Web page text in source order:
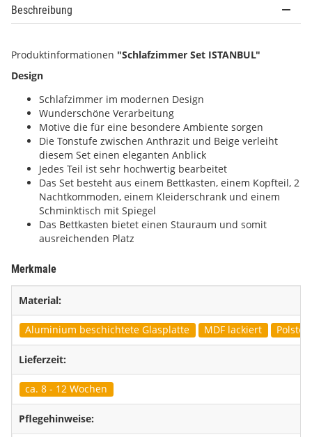
Beschreibung
Produktinformationen "Schlafzimmer Set ISTANBUL"
Design
Schlafzimmer im modernen Design
Wunderschöne Verarbeitung
Motive die für eine besondere Ambiente sorgen
Die Tonstufe zwischen Anthrazit und Beige verleiht
diesem Set einen eleganten Anblick
Jedes Teil ist sehr hochwertig bearbeitet
Das Set besteht aus einem Bettkasten, einem Kopfteil, 2
Nachtkommoden, einem Kleiderschrank und einem
Schminktisch mit Spiegel
Das Bettkasten bietet einen Stauraum und somit
ausreichenden Platz
Merkmale
Material:
Aluminium beschichtete Glasplatte MDF lackiert Polster
Lieferzeit:
ca. 8 - 12 Wochen
Pflegehinweise: